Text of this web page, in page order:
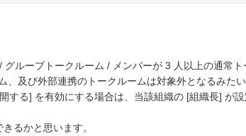
ループトークルーム / メンバーが 3 人以上の通常
及び外部連携のトークルームは対象外となるみた
する] を有効にする場合は、当該組織の [組織長] が
るかと思います。